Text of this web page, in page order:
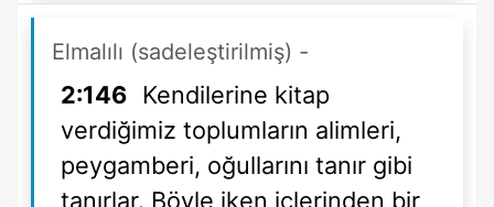
Elmalılı (sadeleştirilmiş) -
2:146
Kendilerine kitap
verdiğimiz toplumların alimleri,
peygamberi, oğullarını tanır gibi
tanırlar. Böyle iken içlerinden bir